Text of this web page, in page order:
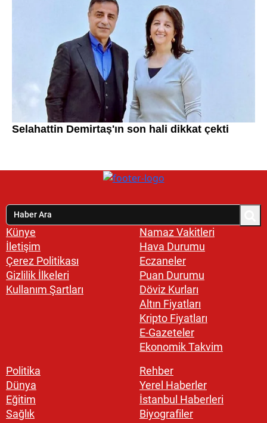
Künye
İletişim
Çerez Politikası
Gizlilik İlkeleri
Kullanım Şartları
Namaz Vakitleri
Hava Durumu
Eczaneler
Puan Durumu
Döviz Kurları
Altın Fiyatları
Kripto Fiyatları
E-Gazeteler
Ekonomik Takvim
Politika
Dünya
Eğitim
Sağlık
Rehber
Yerel Haberler
İstanbul Haberleri
Biyografiler